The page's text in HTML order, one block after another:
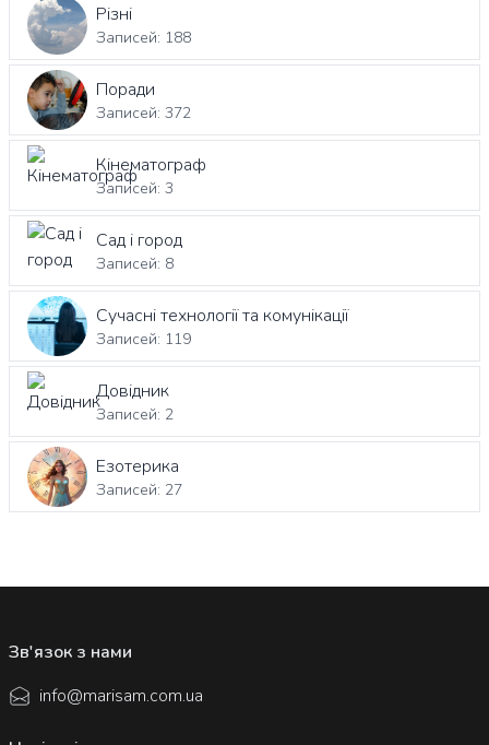
Різні
Записей: 188
Поради
Записей: 372
Кінематограф
Записей: 3
Сад і город
Записей: 8
Сучасні технології та комунікації
Записей: 119
Довідник
Записей: 2
Езотерика
Записей: 27
Зв'язок з нами
info@marisam.com.ua